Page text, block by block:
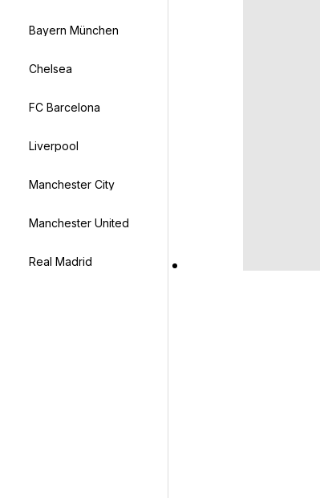
Bayern München
Chelsea
FC Barcelona
Liverpool
Manchester City
Manchester United
Real Madrid